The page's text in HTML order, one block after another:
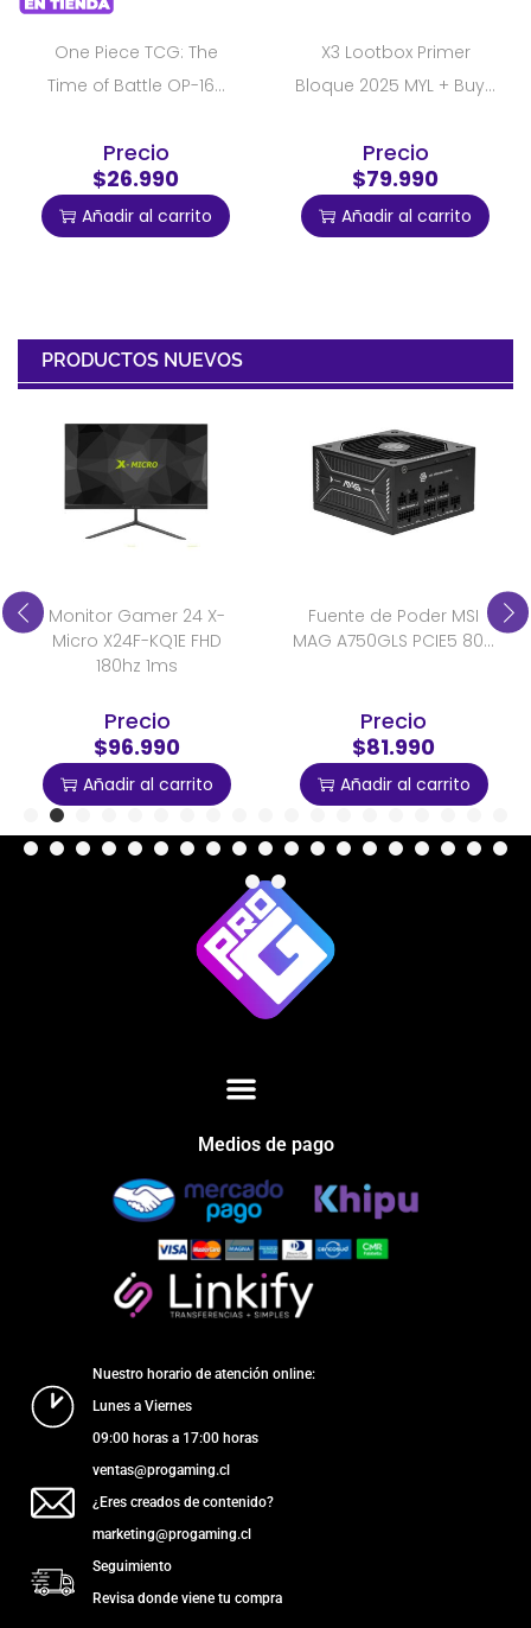
One Piece TCG: The
Time of Battle OP-16...
Precio
$26.990
Añadir al carrito
X3 Lootbox Primer
Bloque 2025 MYL + Buy...
Precio
$79.990
Añadir al carrito
PRODUCTOS NUEVOS
Monitor Gamer 24 X-
Micro X24F-KQ1E FHD
180hz 1ms
Precio
$96.990
Añadir al carrito
Fuente de Poder MSI
MAG A750GLS PCIE5 80...
Precio
$81.990
Añadir al carrito
Medios de pago
Nuestro horario de atención online:
Lunes a Viernes
09:00 horas a 17:00 horas
ventas@progaming.cl
¿Eres creados de contenido?
marketing@progaming.cl
Seguimiento
Revisa donde viene tu compra